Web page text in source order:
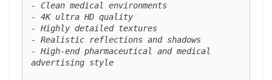
- Clean medical environments
- 4K ultra HD quality
- Highly detailed textures
- Realistic reflections and shadows
- High-end pharmaceutical and medical
advertising style